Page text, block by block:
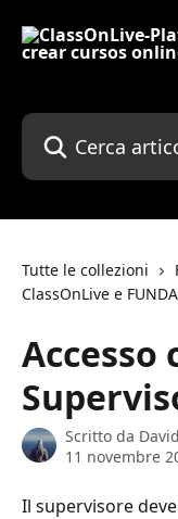
Cerca articoli…
Tutte le collezioni
ClassOnLive e
Accesso
Scritto da
11 novembre
Il supervisore